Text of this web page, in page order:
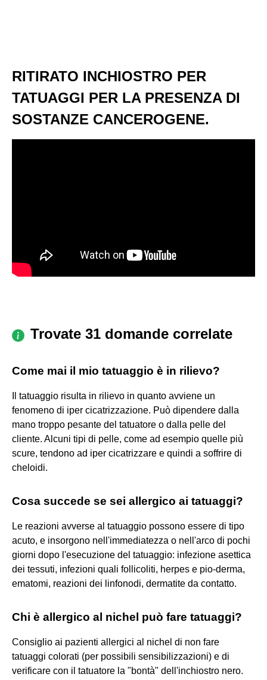
RITIRATO INCHIOSTRO PER
TATUAGGI PER LA PRESENZA DI
SOSTANZE CANCEROGENE.
Trovate 31 domande correlate
Come mai il mio tatuaggio è in rilievo?
Il tatuaggio risulta in rilievo in quanto avviene un
fenomeno di iper cicatrizzazione. Può dipendere dalla
mano troppo pesante del tatuatore o dalla pelle del
cliente. Alcuni tipi di pelle, come ad esempio quelle più
scure, tendono ad iper cicatrizzare e quindi a soffrire di
cheloidi.
Cosa succede se sei allergico ai tatuaggi?
Le reazioni avverse al tatuaggio possono essere di tipo
acuto, e insorgono nell'immediatezza o nell'arco di pochi
giorni dopo l'esecuzione del tatuaggio: infezione asettica
dei tessuti, infezioni quali follicoliti, herpes e pio-derma,
ematomi, reazioni dei linfonodi, dermatite da contatto.
Chi è allergico al nichel può fare tatuaggi?
Consiglio ai pazienti allergici al nichel di non fare
tatuaggi colorati (per possibili sensibilizzazioni) e di
verificare con il tatuatore la "bontà" dell'inchiostro nero.